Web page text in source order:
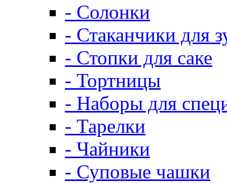
- Солонки
- Стаканчики для
- Стопки для саке
- Тортницы
- Наборы для
- Тарелки
- Чайники
- Суповые чашки